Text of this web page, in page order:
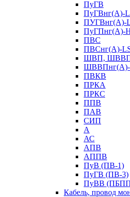
ПуГВ
ПуГВнг(А)-
ПУГВнг(А)-
ПуГПнг(А)-
ПВС
ПВСнг(А)-
ШВП,
ШВВПнг(А)-
ПВКВ
ПРКА
ПРКС
ППВ
ПАВ
СИП
А
АС
АПВ
АППВ
ПуВ (ПВ-1)
ПуГВ (ПВ-3)
ПуВВ
Кабель, провод